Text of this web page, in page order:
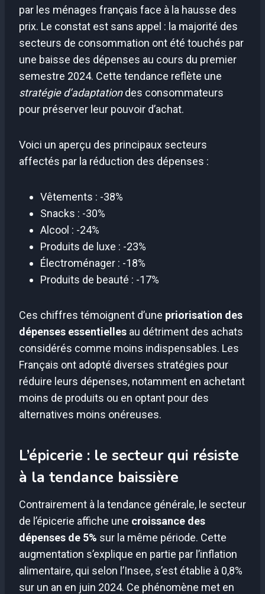
par les ménages français face à la hausse des
prix. Le constat est sans appel : la majorité des
secteurs de consommation ont été touchés par
une baisse des dépenses au cours du premier
semestre 2024. Cette tendance reflète une
stratégie d’adaptationdes consommateurs
pour préserver leur pouvoir d’achat.
Voici un aperçu des principaux secteurs
affectés par la réduction des dépenses :
Vêtements : -38%
Snacks : -30%
Alcool : -24%
Produits de luxe : -23%
Électroménager : -18%
Produits de beauté : -17%
Ces chiffres témoignent d’une priorisation des
dépenses essentielles au détriment des achats
considérés comme moins indispensables. Les
Français ont adopté diverses stratégies pour
réduire leurs dépenses, notamment en achetant
moins de produits ou en optant pour des
alternatives moins onéreuses.
L’épicerie : le secteur qui résiste
à la tendance baissière
Contrairement à la tendance générale, le secteur
de l’épicerie affiche une croissance des
dépenses de 5% sur la même période. Cette
augmentation s’explique en partie par l’inflation
alimentaire, qui selon l’Insee, s’est établie à 0,8%
sur un an en juin 2024. Ce phénomène met en